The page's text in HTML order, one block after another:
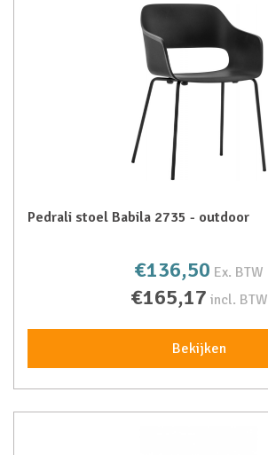
Pedrali stoel Babila 2735 - outdoor
€136,50 Ex. BTW
€165,17 incl. BTW
Bekijken